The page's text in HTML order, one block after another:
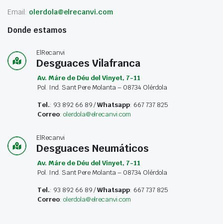
Email: olerdola@elrecanvi.com
Donde estamos
ElRecanvi
Desguaces Vilafranca
Av. Máre de Déu del Vinyet, 7-11
Pol. Ind. Sant Pere Molanta – 08734 Olérdola
Tel.: 93 892 66 89 /Whatsapp: 667 737 825
Correo: olerdola@elrecanvi.com
ElRecanvi
Desguaces Neumáticos
Av. Máre de Déu del Vinyet, 7-11
Pol. Ind. Sant Pere Molanta – 08734 Olérdola
Tel.: 93 892 66 89 /Whatsapp: 667 737 825
Correo: olerdola@elrecanvi.com